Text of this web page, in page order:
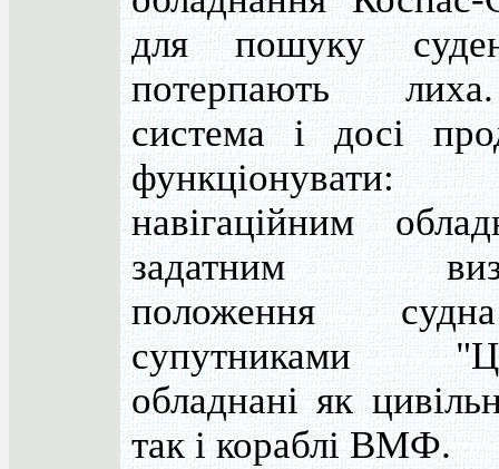
для пошуку
потерпають
система і досі
функціонувати:
навігаційним
задатним
положення
супутниками
обладнані як
так і кораблі ВМФ.